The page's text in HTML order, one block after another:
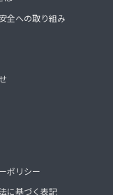
全への取り組み
ポリシー
に基づく表記